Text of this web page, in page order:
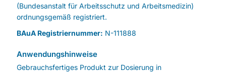
(Bundesanstalt für Arbeitsschutz und Arbeitsmedizin)
ordnungsgemäß registriert.
BAuA Registriernummer: N-111888
Anwendungshinweise
Gebrauchsfertiges Produkt zur Dosierung in